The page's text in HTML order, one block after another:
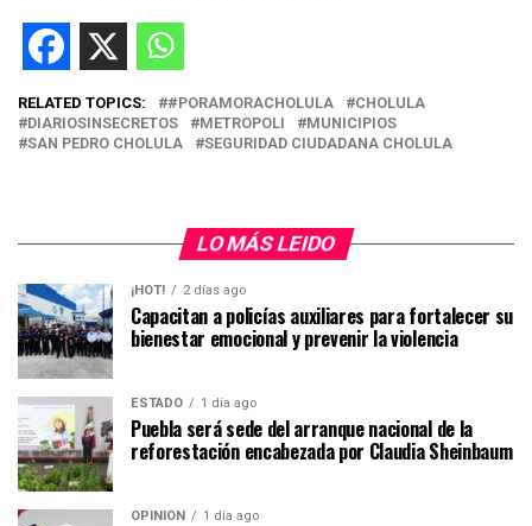
RELATED TOPICS: #PORAMORACHOLULA
CHOLULA
DIARIOSINSECRETOS
METROPOLI
MUNICIPIOS
SAN PEDRO CHOLULA
SEGURIDAD CIUDADANA CHOLULA
LO MÁS LEIDO
¡HOT! 2 días ago
Capacitan a policías auxiliares para fortalecer su
bienestar emocional y prevenir la violencia
ESTADO 1 día ago
Puebla será sede del arranque nacional de la
reforestación encabezada por Claudia Sheinbaum
OPINIÓN 1 día ago